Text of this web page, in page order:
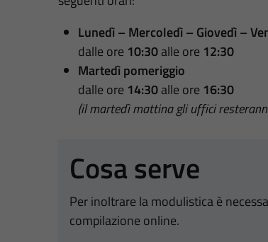
Lunedì – Mercoledì – Giovedì –
dalle ore 10:30alle ore 12:30
Martedì pomeriggio
dalle ore 14:30alle ore 16:30
(il martedì mattina gli uffici
Cosa serve
Per inoltrare la modulistica è
compilazione online.